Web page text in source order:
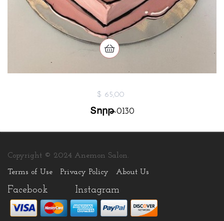
$ 65,00
Տորթ-0130
Copyright © 2024 Anemon Salon.
Terms of Use Privacy Policy About Us
Facebook Instagram